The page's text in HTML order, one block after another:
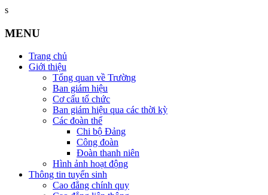
s
MENU
Trang chủ
Giới thiệu
Tổng quan về Trường
Ban giám hiệu
Cơ cấu tổ chức
Ban giám hiệu qua các thời kỳ
Các đoàn thể
Chi bộ Đảng
Công đoàn
Đoàn thanh niên
Hình ảnh hoạt động
Thông tin tuyển sinh
Cao đẳng chính quy